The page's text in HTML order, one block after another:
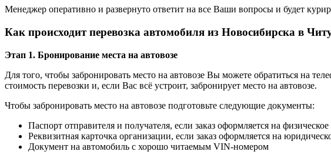
Менеджер оперативно и развернуто ответит на все Ваши вопросы и будет
Как происходит перевозка автомобиля из Новосибирска в
Этап 1. Бронирование места на автовозе
Для того, чтобы забронировать место на автовозе Вы можете обратиться на
стоимость перевозки и, если Вас всё устроит, забронирует место на автовозе.
Чтобы забронировать место на автовозе подготовьте следующие документы:
Паспорт отправителя и получателя, если заказ оформляется на
Реквизитная карточка организации, если заказ оформляется на
Документ на автомобиль с хорошо читаемым VIN-номером